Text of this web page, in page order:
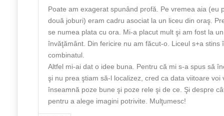
Poate am exagerat spunând profă. Pe vremea aia (eu
două joburi) eram cadru asociat la un liceu din oraş.
se numea plata cu ora. Mi-a placut mult şi am fost la
învăţământ. Din fericire nu am făcut-o. Liceul s+a stins
combinatul.
Altfel mi-ai dat o idee buna. Pentru că mi s-a spus să
şi nu prea ştiam să-l localizez, cred ca data viitoare voi
înseamnă poze bune şi poze rele şi de ce. Şi despre
pentru a alege imagini potrivite. Mulţumesc!